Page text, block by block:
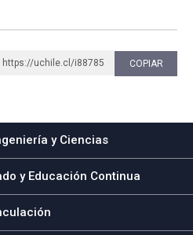
https://uchile.cl/i88785 COPIAR
y Ciencias
y Educación Continua